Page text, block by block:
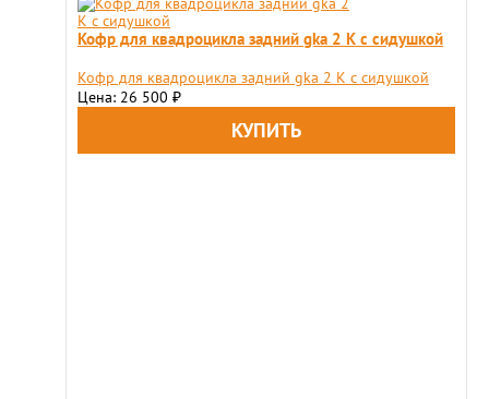
Кофр для квадроцикла задний gka 2 K с сидушкой
Кофр для квадроцикла задний gka 2 K с сидушкой
Цена: 26 500 ₽